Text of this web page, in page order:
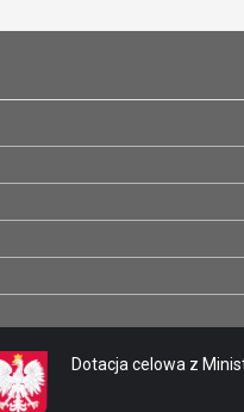
Dotacja celowa z